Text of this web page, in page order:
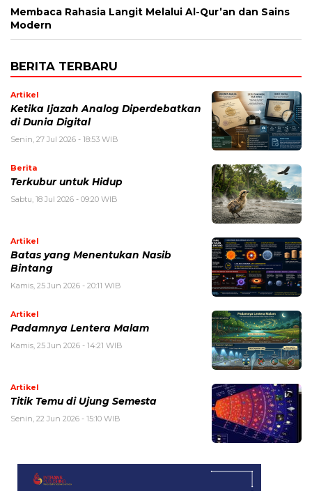
Membaca Rahasia Langit Melalui Al-Qur’an dan Sains
Modern
BERITA TERBARU
Artikel
Ketika Ijazah Analog Diperdebatkan
di Dunia Digital
Senin, 27 Jul 2026 - 18:53 WIB
Berita
Terkubur untuk Hidup
Sabtu, 18 Jul 2026 - 09:20 WIB
Artikel
Batas yang Menentukan Nasib
Bintang
Kamis, 25 Jun 2026 - 20:11 WIB
Artikel
Padamnya Lentera Malam
Kamis, 25 Jun 2026 - 14:21 WIB
Artikel
Titik Temu di Ujung Semesta
Senin, 22 Jun 2026 - 15:10 WIB